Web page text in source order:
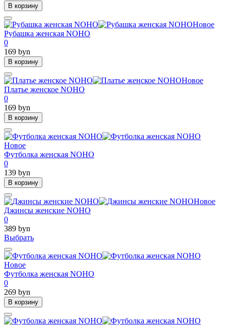
В корзину
Новое
Рубашка женская NOHO
0
169 byn
В корзину
Новое
Платье женское NOHO
0
169 byn
В корзину
Новое
Футболка женская NOHO
0
139 byn
В корзину
Новое
Джинсы женские NOHO
0
389 byn
Выбрать
Новое
Футболка женская NOHO
0
269 byn
В корзину